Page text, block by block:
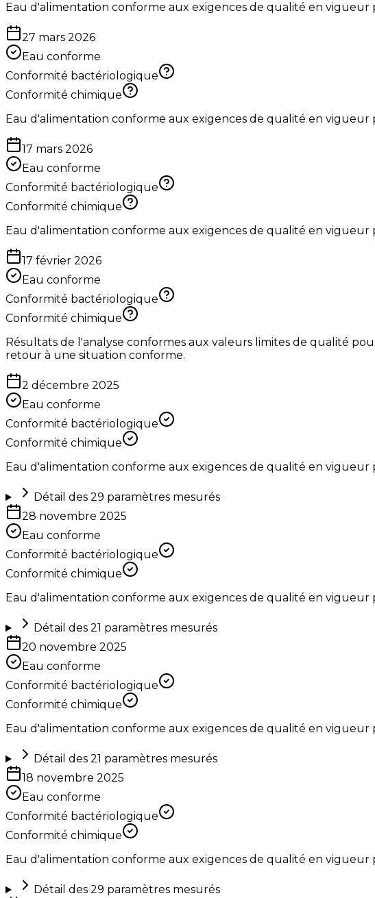
Eau d'alimentation conforme aux exigences de qualité en vigueur
27 mars 2026
Eau conforme
Conformité bactériologique
Conformité chimique
Eau d'alimentation conforme aux exigences de qualité en vigueur
17 mars 2026
Eau conforme
Conformité bactériologique
Conformité chimique
Eau d'alimentation conforme aux exigences de qualité en vigueur
17 février 2026
Eau conforme
Conformité bactériologique
Conformité chimique
Résultats de l'analyse conformes aux valeurs limites de qualité
retour à une situation conforme.
2 décembre 2025
Eau conforme
Conformité bactériologique
Conformité chimique
Eau d'alimentation conforme aux exigences de qualité en vigueur
Détail des 29 paramètres mesurés
28 novembre 2025
Eau conforme
Conformité bactériologique
Conformité chimique
Eau d'alimentation conforme aux exigences de qualité en vigueur
Détail des 21 paramètres mesurés
20 novembre 2025
Eau conforme
Conformité bactériologique
Conformité chimique
Eau d'alimentation conforme aux exigences de qualité en vigueur
Détail des 21 paramètres mesurés
18 novembre 2025
Eau conforme
Conformité bactériologique
Conformité chimique
Eau d'alimentation conforme aux exigences de qualité en vigueur
Détail des 29 paramètres mesurés